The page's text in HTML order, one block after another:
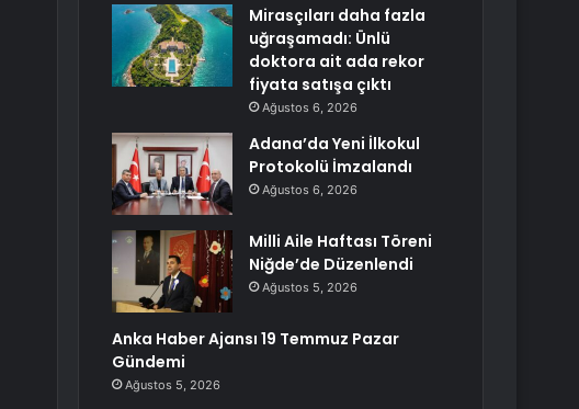
Mirasçıları daha fazla
uğraşamadı: Ünlü
doktora ait ada rekor
fiyata satışa çıktı
Ağustos 6, 2026
Adana’da Yeni İlkokul
Protokolü İmzalandı
Ağustos 6, 2026
Milli Aile Haftası Töreni
Niğde’de Düzenlendi
Ağustos 5, 2026
Anka Haber Ajansı 19 Temmuz Pazar
Gündemi
Ağustos 5, 2026